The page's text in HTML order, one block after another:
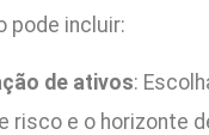
pode incluir:
de ativos:
risco e o horizonte